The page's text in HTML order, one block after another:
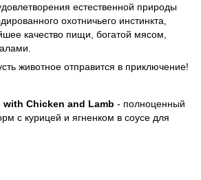
естественной природы
охотничьего инстинкта,
качество пищи, богатой мясом,
животное отправится в приключение!
Chicken and Lamb - полноценный
с курицей и ягненком в соусе для